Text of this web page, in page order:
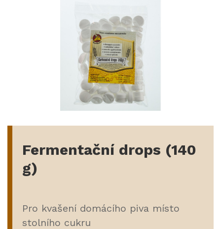
Fermentační drops (140
g)
Pro kvašení domácího piva místo
stolního cukru